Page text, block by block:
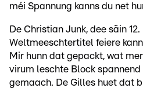
méi Spannung kanns du net
De Christian Junk, dee säin 12.
Weltmeeschtertitel feiere
Mir hunn dat gepackt, wat
virum leschte Block
gemaach. De Gilles huet dat